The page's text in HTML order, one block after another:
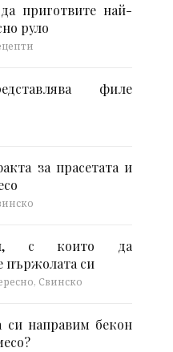
приготвите най-
руло
филе
за прасетата и
с които да
пържолата си
Свинско
направим бекон